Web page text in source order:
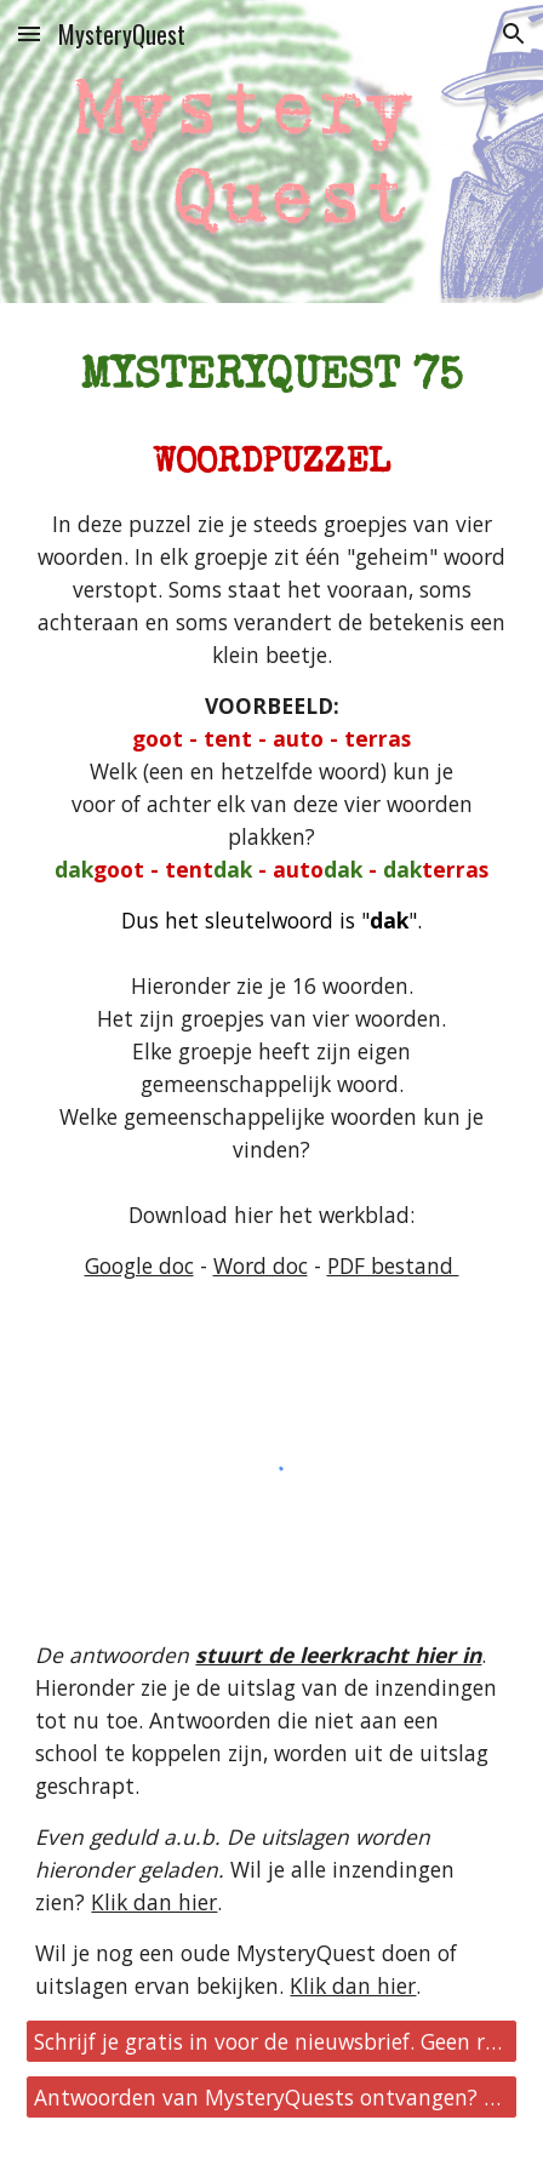
Skip to main content Skip to navigation
MysteryQuest
MYSTERYQUEST 75
WOORDPUZZEL
In deze puzzel zie je steeds groepjes van vier
woorden. In elk groepje zit één "geheim" woord
verstopt. Soms staat het vooraan, soms
achteraan en soms verandert de betekenis een
klein beetje.
VOORBEELD:
goot - tent - auto - terras
Welk (een en hetzelfde woord) kun je
voor of achter elk van deze vier woorden
plakken?
dakgoot - tentdak- autodak- dakterras
Dus het sleutelwoord is "dak".
Hieronder zie je 16 woorden.
Het zijn groepjes van vier woorden.
Elke groepje heeft zijn eigen
gemeenschappelijk woord.
Welke gemeenschappelijke woorden kun je
vinden?
Download hier het werkblad:
Google doc- Word doc- PDF bestand
De antwoorden stuurt de leerkracht hier in.
Hieronder zie je de uitslag van de inzendingen
tot nu toe. Antwoorden die niet aan een
school te koppelen zijn, worden uit de uitslag
geschrapt.
Even geduld a.u.b. De uitslagen worden
hieronder geladen.Wil je alle inzendingen
zien? Klik dan hier.
Wil je nog een oude MysteryQuest doen of
uitslagen ervan bekijken. Klik dan hier.
Schrijf je gratis in voor de nieuwsbrief. Geen reclames, geen verplichtingen.
Antwoorden van MysteryQuests ontvangen? Klik hier.